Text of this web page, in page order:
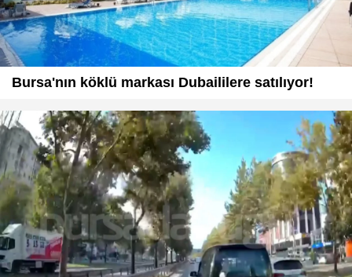
Bursa'nın köklü markası Dubaililere satılıyor!